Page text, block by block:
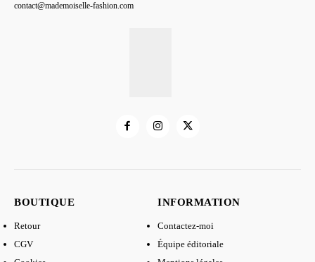
contact@mademoiselle-fashion.com
BOUTIQUE
Retour
CGV
INFORMATION
Contactez-moi
Équipe éditoriale